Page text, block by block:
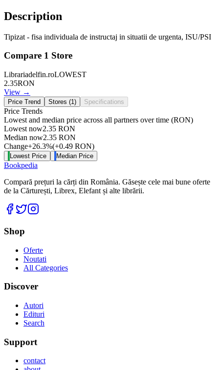
Description
Tipizat - fisa individuala de instructaj in situatii de urgenta, ISU/PSI
Compare 1 Store
Librariadelfin.roLOWEST
2.35RON
View →
Price Trend Stores (1) Specifications
Price Trends
Lowest and median price across all partners over time (RON)
Lowest now2.35 RON
Median now2.35 RON
Change+26.3%(+0.49 RON)
Lowest Price Median Price
Bookpedia
Compară prețuri la cărți din România. Găsește cele mai bune oferte
de la Cărturești, Librex, Elefant și alte librării.
Facebook
Twitter
Shop
Oferte
Noutati
All Categories
Discover
Autori
Edituri
Search
Support
contact